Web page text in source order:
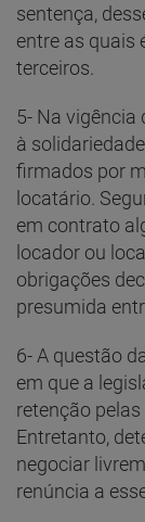
sentença,
entre as quais
terceiros.
5- Na vigência
à
firmados por
locatário.
em contrato
locador ou
obrigações
presumida
6- A questão
em que a
retenção
Entretanto,
negociar
renúncia a